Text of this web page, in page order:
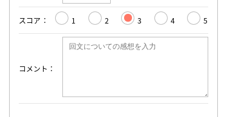
スコア 1 2 3 4 5
コメント